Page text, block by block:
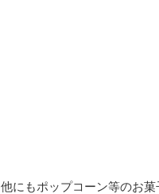
他にもポップコーン等のお